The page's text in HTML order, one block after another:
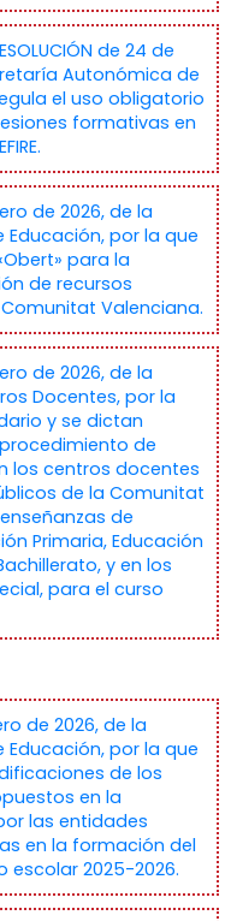
de 24 de
Autonómica de
el uso obligatorio
formativas en
de 2026, de la
por la que
para la
de recursos
Valenciana.
de 2026, de la
Docentes, por la
y se dictan
de
los centros docentes
de la Comunitat
de
Primaria, Educación
y en los
para el curso
de 2026, de la
por la que
de los
en la
las entidades
en la formación del
escolar 2025-2026.